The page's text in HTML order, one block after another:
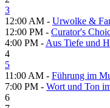
3
12:00 AM - Urwolke &
12:00 PM - Curator's
4:00 PM - Aus Tiefe und
4
5
11:00 AM - Führung im
7:00 PM - Wort und Ton
6